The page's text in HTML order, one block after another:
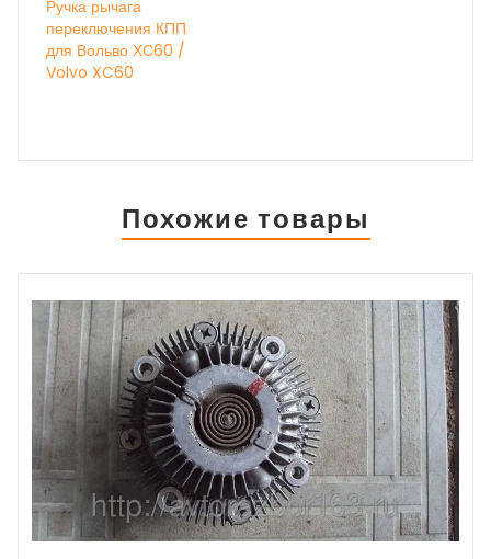
Ручка рычага
переключения КПП
для Вольво ХС60 /
Volvo XC60
Похожие товары